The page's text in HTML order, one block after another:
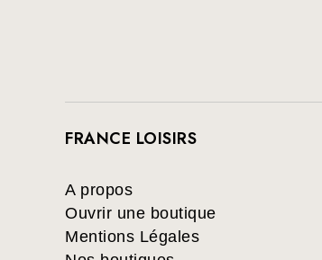
FRANCE LOISIRS
A propos
Ouvrir une boutique
Mentions Légales